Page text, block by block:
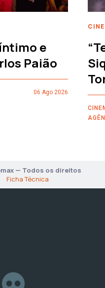
e
Paião
06 Ago 2026
— Todos os direitos
Ficha Técnica